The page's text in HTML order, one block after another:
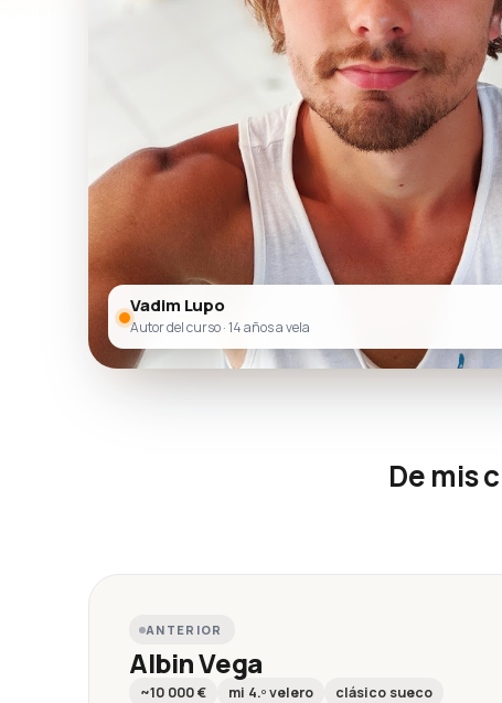
Vadim Lupo
Autor del curso · 14 años a vela
De mis
ANTERIOR
Albin Vega
~10 000 € mi 4.º velero clásico sueco